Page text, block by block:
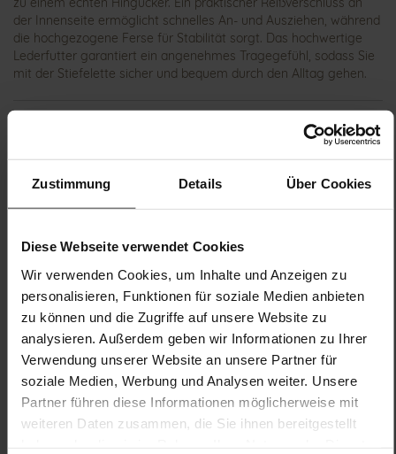
Zustimmung Details Über Cookies
Diese Webseite verwendet Cookies
Wir verwenden Cookies, um Inhalte und Anzeigen zu
personalisieren, Funktionen für soziale Medien anbieten
zu können und die Zugriffe auf unsere Website zu
analysieren. Außerdem geben wir Informationen zu Ihrer
Verwendung unserer Website an unsere Partner für
soziale Medien, Werbung und Analysen weiter. Unsere
Partner führen diese Informationen möglicherweise mit
weiteren Daten zusammen, die Sie ihnen bereitgestellt
der Innenseite ermöglicht schnelles An- und Ausziehen, während
die hochgezogene Ferse für Stabilität sorgt. Das hochwertige
Lederfutter garantiert ein angenehmes Tragegefühl, sodass Sie
mit der Stiefelette sicher und bequem durch den Alltag gehen.
Informationen
Naturloden
Futter (LEATHER WORKING GROUP
zertifiziert / OEKOTEX 100 zertifiziert), Made in Europe,
Schnürsenkel (Tencel), Obermaterial (LEATHER WORKING
GROUP Gold zertifiziert)
Herausnehmbares Fußbett, Nachhaltiges Produkt,
Made in Europe
Reißverschluss & Schnürung
Nein
10
flach